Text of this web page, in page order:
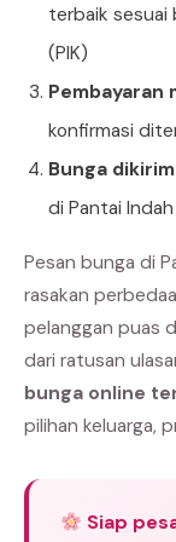
terbaik sesuai
(PIK)
Pembayaran
konfirmasi
Bunga dikirim
di Pantai
Pesan bunga di
rasakan
pelanggan puas
dari ratusan
bunga online
pilihan keluarga,
Siap